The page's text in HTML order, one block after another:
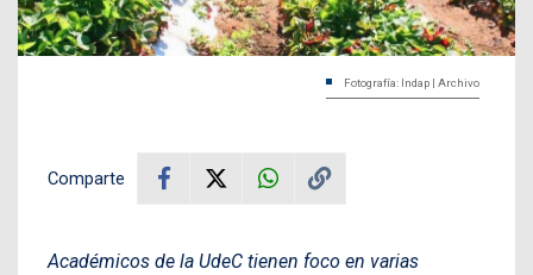
Fotografía: Indap | Archivo
Comparte
Académicos de la UdeC tienen foco en varias